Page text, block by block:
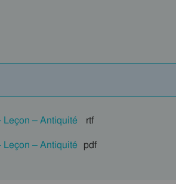
– Antiquité
rtf
– Antiquité pdf